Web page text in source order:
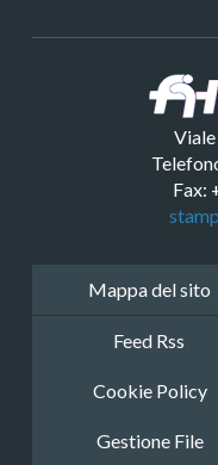
Fax:
Mappa del sito
Feed Rss
Cookie Policy
Gestione File